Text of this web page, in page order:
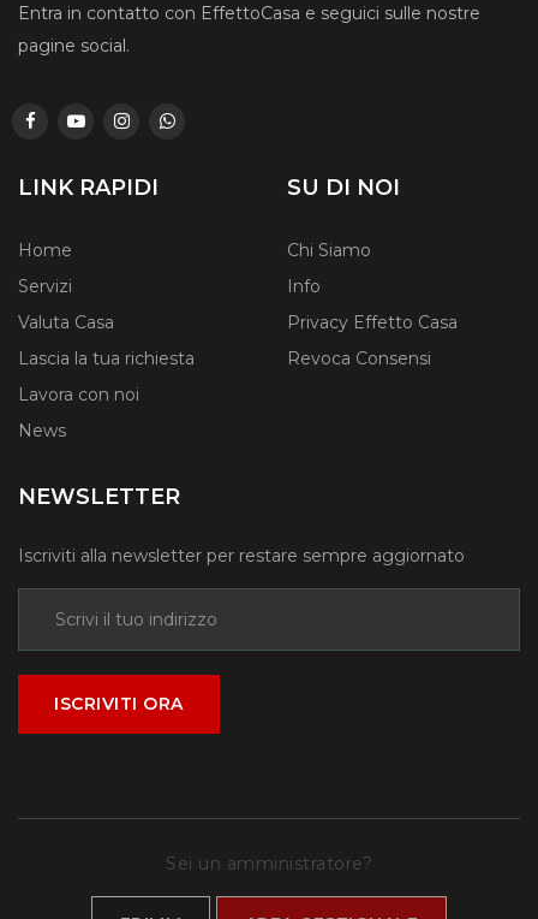
Entra in contatto con EffettoCasa e seguici sulle nostre
pagine social.
LINK RAPIDI
Home
Servizi
Valuta Casa
Lascia la tua richiesta
Lavora con noi
News
SU DI NOI
Chi Siamo
Info
Privacy Effetto Casa
Revoca Consensi
NEWSLETTER
Iscriviti alla newsletter per restare sempre aggiornato
ISCRIVITI ORA
Sei un amministratore?